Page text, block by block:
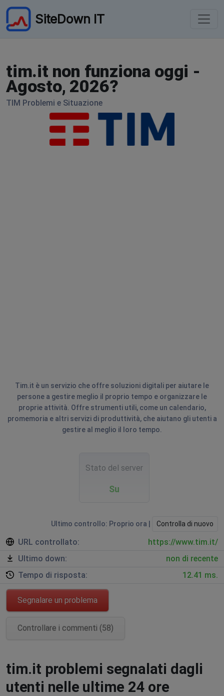
SiteDown IT
tim.it non funziona oggi -
Agosto, 2026?
TIM Problemi e Situazione
Tim.it è un servizio che offre soluzioni digitali per aiutare le
persone a gestire meglio il proprio tempo e organizzare le
proprie attività. Offre strumenti utili, come un calendario,
promemoria e altri servizi di produttività, che aiutano gli utenti a
gestire al meglio il loro tempo.
Stato del server
Su
Ultimo controllo: Proprio ora | Controlla di nuovo
URL controllato:
https://www.tim.it/
Ultimo down:
non di recente
Tempo di risposta:
12.41 ms.
Segnalare un problema
Controllare i commenti (58)
tim.it problemi segnalati dagli
utenti nelle ultime 24 ore